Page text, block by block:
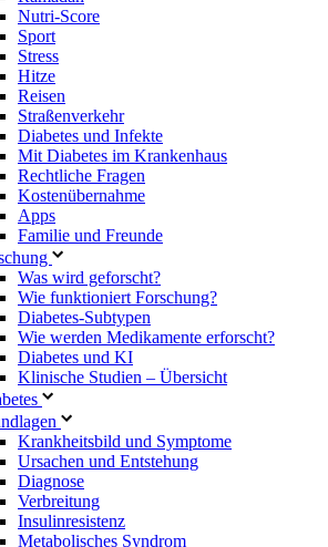
Nutri-Score
Sport
Stress
Hitze
Reisen
Straßenverkehr
Diabetes und Infekte
Mit Diabetes im Krankenhaus
Rechtliche Fragen
Kostenübernahme
Apps
Familie und Freunde
Was wird geforscht?
Wie funktioniert Forschung?
Diabetes-Subtypen
Wie werden Medikamente erforscht?
Diabetes und KI
Klinische Studien – Übersicht
Krankheitsbild und Symptome
Ursachen und Entstehung
Diagnose
Verbreitung
Insulinresistenz
Metabolisches Syndrom